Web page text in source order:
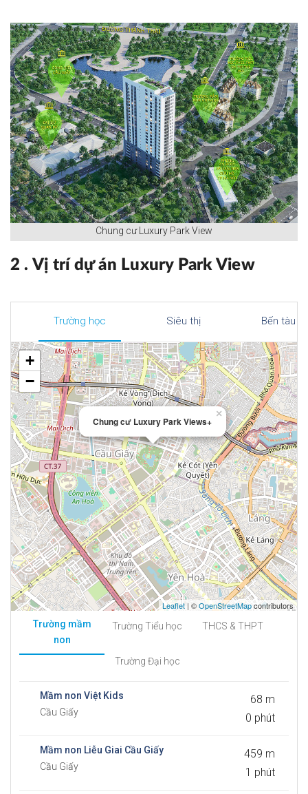
Chung cư Luxury Park View
2 . Vị trí dự án Luxury Park View
Trường học Siêu thị Bến tàu
Chung cư Luxury Park Views+
×
+
−
Leaflet | ©OpenStreetMapcontributors
Trường mầm
non
Trường Tiểu học THCS & THPT
Trường Đại học
Mầm non Việt Kids
Cầu Giấy
68 m
0 phút
Mầm non Liễu Giai Cầu Giấy
Cầu Giấy
459 m
1 phút